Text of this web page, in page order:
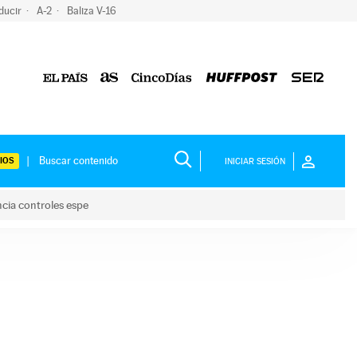
A-2 Baliza V-16
INICIAR SESIÓN
controles espe